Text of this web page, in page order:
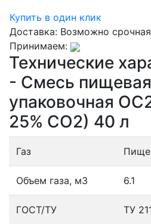
Купить в один клик
Доставка: Возможно срочная
Принимаем:
Технические
- Смесь пищевая
упаковочная
25% CO2) 40 л
Газ
Объем газа, м3 6.1
ГОСТ/ТУ ТУ